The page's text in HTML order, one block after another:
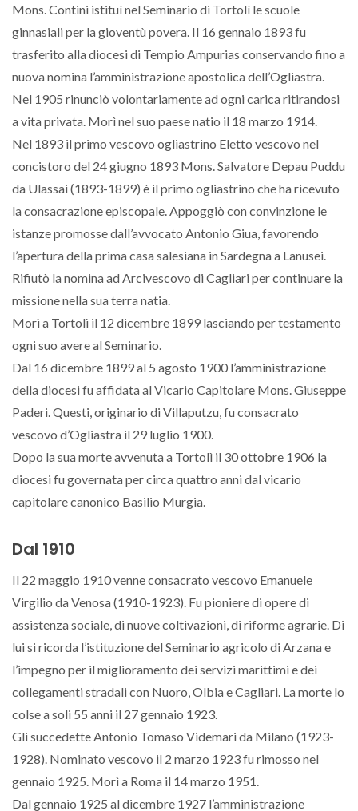
Mons. Contini istituì nel Seminario di Tortolì le scuole
ginnasiali per la gioventù povera. Il 16 gennaio 1893 fu
trasferito alla diocesi di Tempio Ampurias conservando fino a
nuova nomina l’amministrazione apostolica dell’Ogliastra.
Nel 1905 rinunciò volontariamente ad ogni carica ritirandosi
a vita privata. Morì nel suo paese natio il 18 marzo 1914.
Nel 1893 il primo vescovo ogliastrino Eletto vescovo nel
concistoro del 24 giugno 1893 Mons. Salvatore Depau Puddu
da Ulassai (1893-1899) è il primo ogliastrino che ha ricevuto
la consacrazione episcopale. Appoggiò con convinzione le
istanze promosse dall’avvocato Antonio Giua, favorendo
l’apertura della prima casa salesiana in Sardegna a Lanusei.
Rifiutò la nomina ad Arcivescovo di Cagliari per continuare la
missione nella sua terra natia.
Morì a Tortolì il 12 dicembre 1899 lasciando per testamento
ogni suo avere al Seminario.
Dal 16 dicembre 1899 al 5 agosto 1900 l’amministrazione
della diocesi fu affidata al Vicario Capitolare Mons. Giuseppe
Paderi. Questi, originario di Villaputzu, fu consacrato
vescovo d’Ogliastra il 29 luglio 1900.
Dopo la sua morte avvenuta a Tortolì il 30 ottobre 1906 la
diocesi fu governata per circa quattro anni dal vicario
capitolare canonico Basilio Murgia.
Dal 1910
Il 22 maggio 1910 venne consacrato vescovo Emanuele
Virgilio da Venosa (1910-1923). Fu pioniere di opere di
assistenza sociale, di nuove coltivazioni, di riforme agrarie. Di
lui si ricorda l’istituzione del Seminario agricolo di Arzana e
l’impegno per il miglioramento dei servizi marittimi e dei
collegamenti stradali con Nuoro, Olbia e Cagliari. La morte lo
colse a soli 55 anni il 27 gennaio 1923.
Gli succedette Antonio Tomaso Videmari da Milano (1923-
1928). Nominato vescovo il 2 marzo 1923 fu rimosso nel
gennaio 1925. Morì a Roma il 14 marzo 1951.
Dal gennaio 1925 al dicembre 1927 l’amministrazione